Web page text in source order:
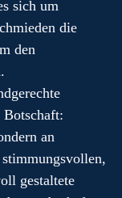
sich um
die
den
an
gestaltete